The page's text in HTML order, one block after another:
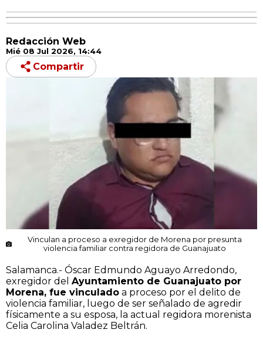
Redacción Web
Mié 08 Jul 2026, 14:44
Compartir
Vinculan a proceso a exregidor de Morena por presunta
violencia familiar contra regidora de Guanajuato
Salamanca.- Óscar Edmundo Aguayo Arredondo,
exregidor del Ayuntamiento de Guanajuato por
Morena, fue vinculado a proceso por el delito de
violencia familiar, luego de ser señalado de agredir
físicamente a su esposa, la actual regidora morenista
Celia Carolina Valadez Beltrán.